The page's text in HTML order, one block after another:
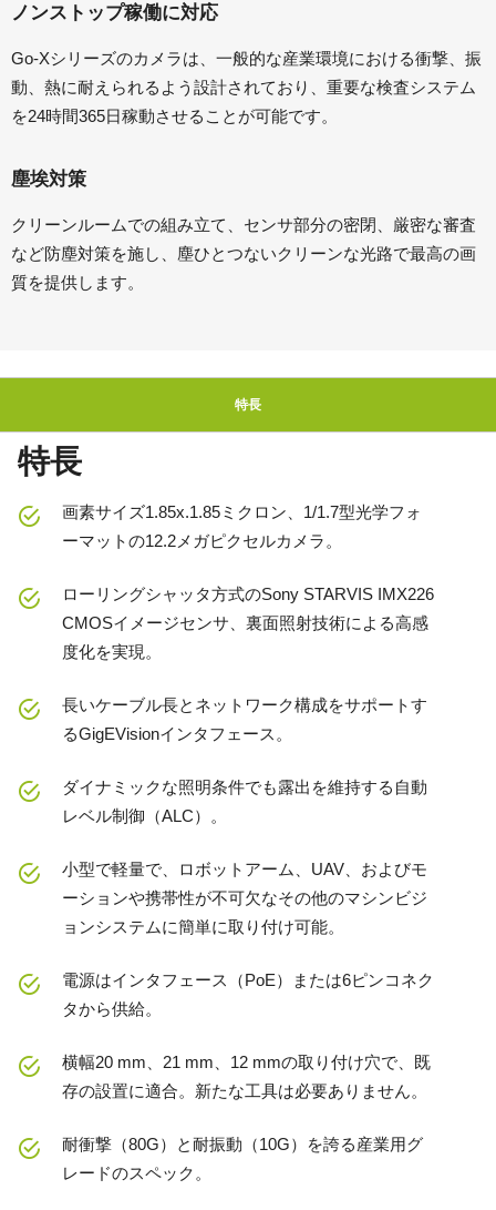
ノンストップ稼働に対応
Go-Xシリーズのカメラは、一般的な産業環境における衝撃、振
動、熱に耐えられるよう設計されており、重要な検査システム
を24時間365日稼動させることが可能です。
塵埃対策
クリーンルームでの組み立て、センサ部分の密閉、厳密な審査
など防塵対策を施し、塵ひとつないクリーンな光路で最高の画
質を提供します。
特長
特長
画素サイズ1.85x.1.85ミクロン、1/1.7型光学フォ
ーマットの12.2メガピクセルカメラ。
ローリングシャッタ方式のSony STARVIS IMX226
CMOSイメージセンサ、裏面照射技術による高感
度化を実現。
長いケーブル長とネットワーク構成をサポートす
るGigEVisionインタフェース。
ダイナミックな照明条件でも露出を維持する自動
レベル制御（ALC）。
小型で軽量で、ロボットアーム、UAV、およびモ
ーションや携帯性が不可欠なその他のマシンビジ
ョンシステムに簡単に取り付け可能。
電源はインタフェース（PoE）または6ピンコネク
タから供給。
横幅20 mm、21 mm、12 mmの取り付け穴で、既
存の設置に適合。新たな工具は必要ありません。
耐衝撃（80G）と耐振動（10G）を誇る産業用グ
レードのスペック。